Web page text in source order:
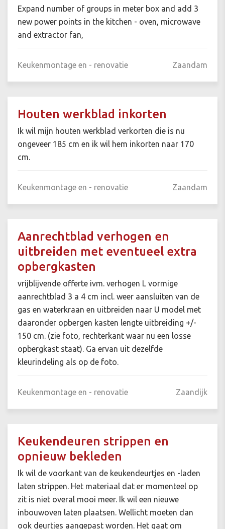
Expand number of groups in meter box and add 3
new power points in the kitchen - oven, microwave
and extractor fan,
Keukenmontage en - renovatie Zaandam
Houten werkblad inkorten
Ik wil mijn houten werkblad verkorten die is nu
ongeveer 185 cm en ik wil hem inkorten naar 170
cm.
Keukenmontage en - renovatie Zaandam
Aanrechtblad verhogen en
uitbreiden met eventueel extra
opbergkasten
vrijblijvende offerte ivm. verhogen L vormige
aanrechtblad 3 a 4 cm incl. weer aansluiten van de
gas en waterkraan en uitbreiden naar U model met
daaronder opbergen kasten lengte uitbreiding +/-
150 cm. (zie foto, rechterkant waar nu een losse
opbergkast staat). Ga ervan uit dezelfde
kleurindeling als op de foto.
Keukenmontage en - renovatie Zaandijk
Keukendeuren strippen en
opnieuw bekleden
Ik wil de voorkant van de keukendeurtjes en -laden
laten strippen. Het materiaal dat er momenteel op
zit is niet overal mooi meer. Ik wil een nieuwe
inbouwoven laten plaatsen. Wellicht moeten dan
ook deurtjes aangepast worden. Het gaat om